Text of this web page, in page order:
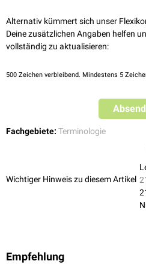
beimalignenTumoren
das Eindringen von
Infektion
Alternativ kümmert sich unser
Deine zusätzlichen Angaben helfen
vollständig zu aktualisieren:
500 Zeichen verbleibend. Mindestens 5
Fachgebiete: Terminologie
Wichtiger Hinweis zu diesem Artikel
Empfehlung